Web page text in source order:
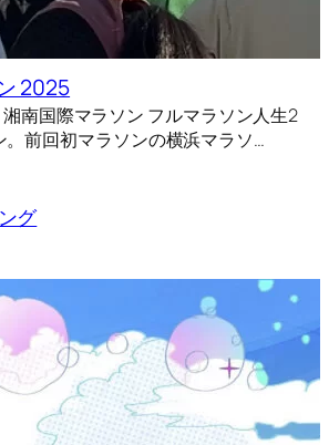
2025
南国際マラソン フルマラソン人生2
前回初マラソンの横浜マラソ…
グ